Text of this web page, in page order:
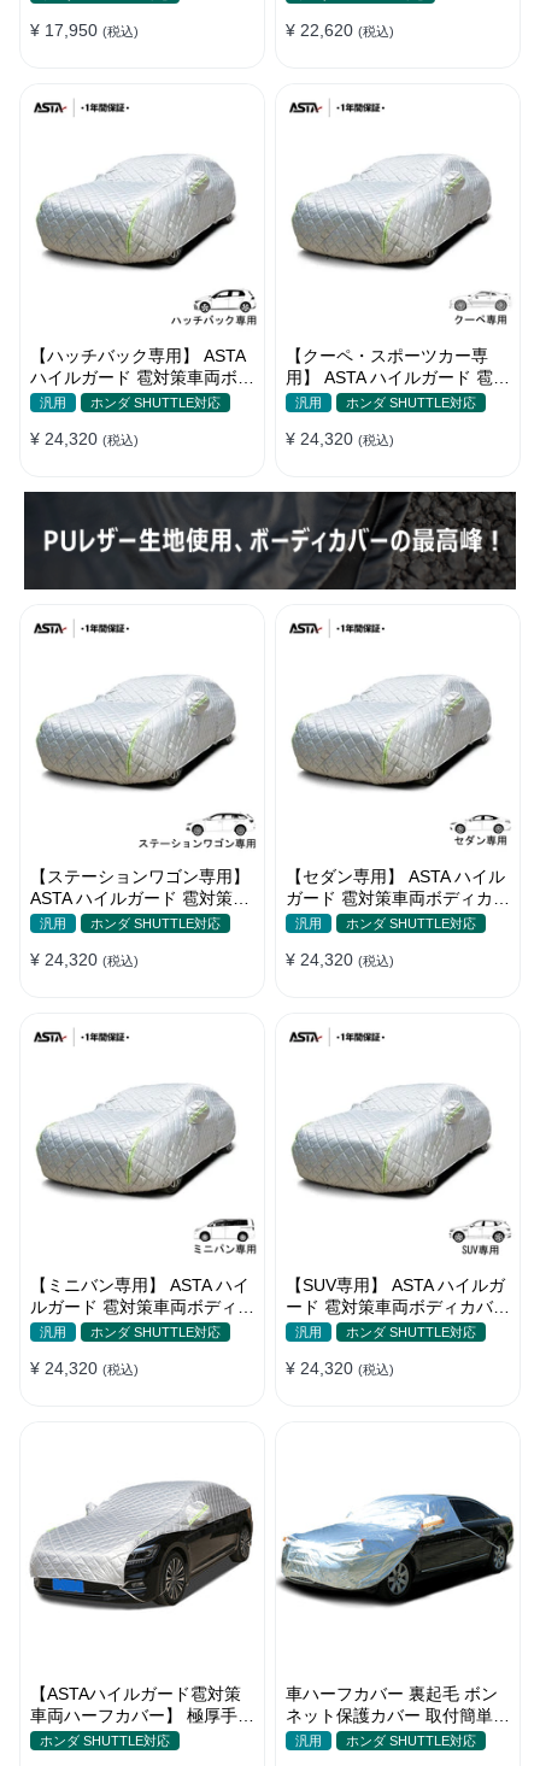
¥ 17,950 (税込) ¥ 22,620 (税込)
【ハッチバック専用】 ASTA
ハイルガード 雹対策車両ボデ
ィカバー 5層構造 雹対策 厚
風ロープ付き
汎用 ホンダ SHUTTLE対応
¥ 24,320 (税込)
【クーペ・スポーツカー専
用】 ASTA ハイルガード 雹対
策車両ボディカバー 5層構造
風 極厚 防風ロープ付き
汎用 ホンダ SHUTTLE対応
¥ 24,320 (税込)
【ステーションワゴン専用】
ASTA ハイルガード 雹対策車
両ボディカバー 5層構造 雹対
厚 防風ロープ付き
汎用 ホンダ SHUTTLE対応
¥ 24,320 (税込)
【セダン専用】 ASTA ハイル
ガード 雹対策車両ボディカバ
ー 5層構造 雹対策 厚手 凍結
プ付きボディカバー
汎用 ホンダ SHUTTLE対応
¥ 24,320 (税込)
【ミニバン専用】 ASTA ハイ
ルガード 雹対策車両ボディカ
バー 5層構造 雹対策 厚手 凍
ープ付きボディカバー
汎用 ホンダ SHUTTLE対応
¥ 24,320 (税込)
【SUV専用】 ASTA ハイルガ
ード 雹対策車両ボディカバー
5層構造 雹対策 厚手 凍結防
付きボディカバー
汎用 ホンダ SHUTTLE対応
¥ 24,320 (税込)
【ASTAハイルガード雹対策
車両ハーフカバー】 極厚手
防雹 雹害 凍結防止 防雪防風
ホンダ SHUTTLE対応
車ハーフカバー 裏起毛 ボン
ネット保護カバー 取付簡単
防水 軽/普自動車 軽量 塗装保
汎用 ホンダ SHUTTLE対応